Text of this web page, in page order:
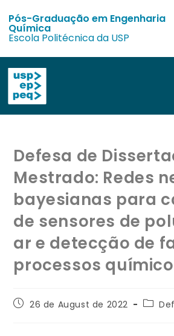
Pós-Graduação em Engenharia
Química
Escola Politécnica da USP
Defesa de
Mestrado: Redes
bayesianas para
de sensores de
ar e detecção de
processos
26 de August de 2022